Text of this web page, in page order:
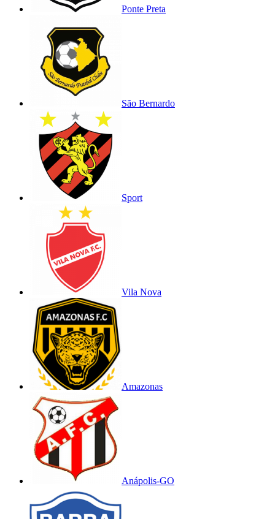
Ponte Preta
São Bernardo
Sport
Vila Nova
Amazonas
Anápolis-GO